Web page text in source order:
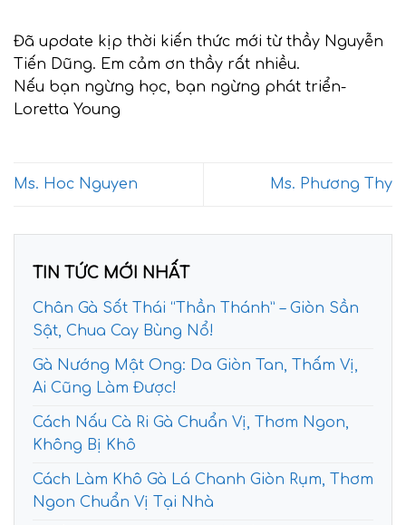
Đã update kịp thời kiến thức mới từ thầy Nguyễn
Tiến Dũng. Em cảm ơn thầy rất nhiều.
Nếu bạn ngừng học, bạn ngừng phát triển-
Loretta Young
Ms. Hoc Nguyen Ms. Phương Thy
TIN TỨC MỚI NHẤT
Chân Gà Sốt Thái “Thần Thánh” – Giòn Sần
Sật, Chua Cay Bùng Nổ!
Gà Nướng Mật Ong: Da Giòn Tan, Thấm Vị,
Ai Cũng Làm Được!
Cách Nấu Cà Ri Gà Chuẩn Vị, Thơm Ngon,
Không Bị Khô
Cách Làm Khô Gà Lá Chanh Giòn Rụm, Thơm
Ngon Chuẩn Vị Tại Nhà